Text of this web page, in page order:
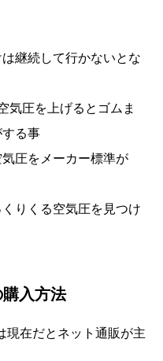
継続して行かないとな
気圧を上げるとゴムま
する事
圧をメーカー標準が
りくる空気圧を見つけ
入方法
現在だとネット通販が主